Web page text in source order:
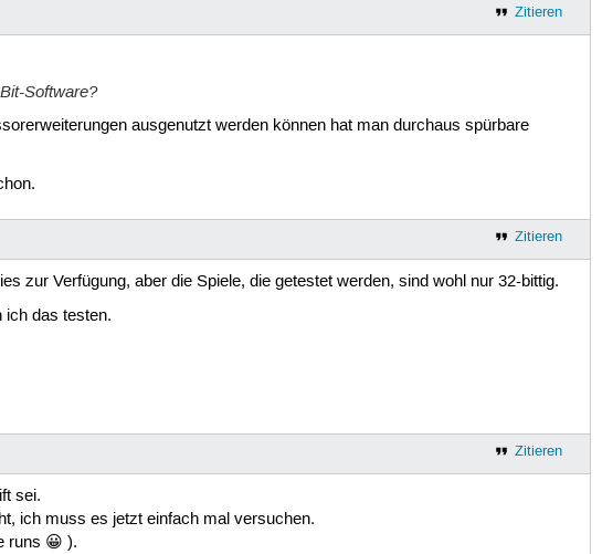
Zitieren
Software?
ausgenutzt werden können hat man durchaus spürbare
Zitieren
zur Verfügung, aber die Spiele, die getestet werden, sind wohl nur 32-bittig.
ich das testen.
Zitieren
sei.
ich muss es jetzt einfach mal versuchen.
runs 😀 ).